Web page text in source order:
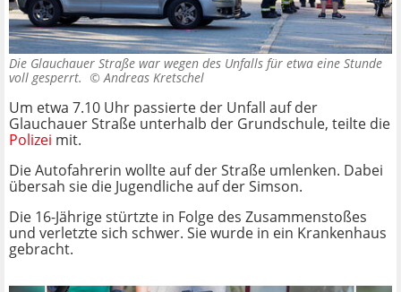
Die Glauchauer Straße war wegen des Unfalls für etwa eine Stunde
voll gesperrt. ©Andreas Kretschel
Um etwa 7.10 Uhr passierte der Unfall auf der
Glauchauer Straße unterhalb der Grundschule, teilte die
Polizei mit.
Die Autofahrerin wollte auf der Straße umlenken. Dabei
übersah sie die Jugendliche auf der Simson.
Die 16-Jährige stürtzte in Folge des Zusammenstoßes
und verletzte sich schwer. Sie wurde in ein Krankenhaus
gebracht.